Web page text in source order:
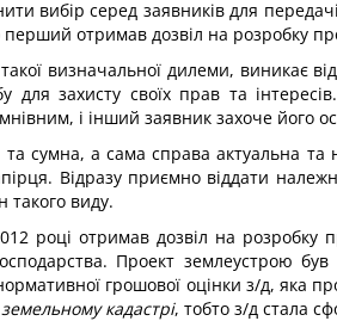
вибір серед заявників для
перший отримав дозвіл на розробку
визначальної дилеми, виникає
для захисту своїх прав та
і інший заявник захоче його
та сумна, а сама справа актуальна
Відразу приємно віддати
такого виду.
році отримав дозвіл на
Проект землеустрою
грошової оцінки з/д, яка
кадастрі, тобто з/д стала